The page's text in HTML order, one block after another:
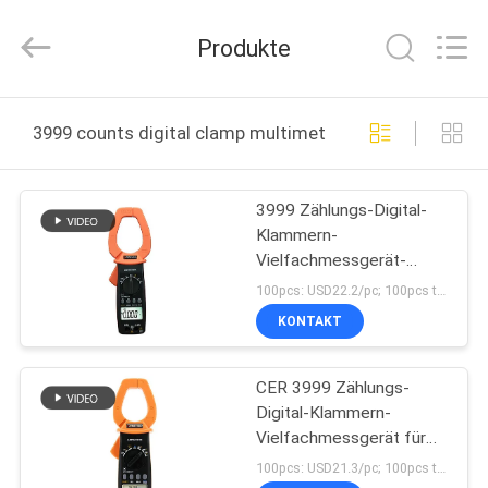
PRODUKTE
FABRIK-
AUSFLUG
QUALITÄTSKONTROLLE
Rights
Reserved.
ECER
Produkte
3999 counts digital clamp multimeter online
3999 Zählungs-Digital-
Klammern-
Vielfachmessgerät-
Selbststrecke 2000A
Wechselstrom größere
I/V
100pcs: USD22.2/pc; 100pcs to 500pcs: USD21.2/pc; 500pcs to 1000pcs: USD20.2/pc; Above 3000pcs: USD18.5/pc MOQ:100PCS
KONTAKT
CER 3999 Zählungs-
Digital-Klammern-
Vielfachmessgerät für
ACA ACV DCV Messen